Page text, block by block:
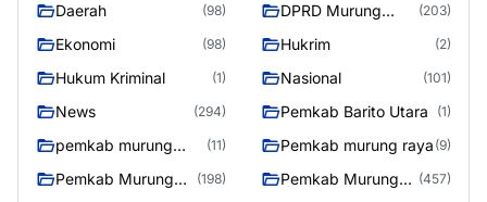
Daerah (98)
DPRD Murung
(203)
Ekonomi (98) Hukrim (2)
Hukum Kriminal (1) Nasional (101)
News (294) Pemkab Barito Utara (1)
pemkab murung
(11) Pemkab murung raya (9)
Pemkab Murung
(198)
Pemkab Murung
(457)